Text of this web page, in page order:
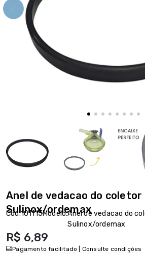
Anel de vedacao do
Sulinox/ordemax
Cód:101115Modelo:Anel de vedacao do
Sulinox/ordemax
R$ 6,89
Pagamento facilitado | Consulte condições